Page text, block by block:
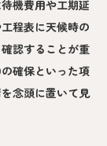
機費用や工期延
程表に天候時の
認することが重
確保といった項
念頭に置いて見